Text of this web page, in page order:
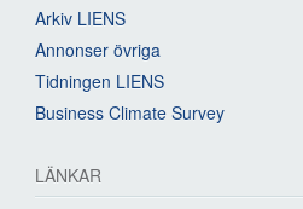
Arkiv LIENS
Annonser övriga
Tidningen LIENS
Business Climate Survey
LÄNKAR